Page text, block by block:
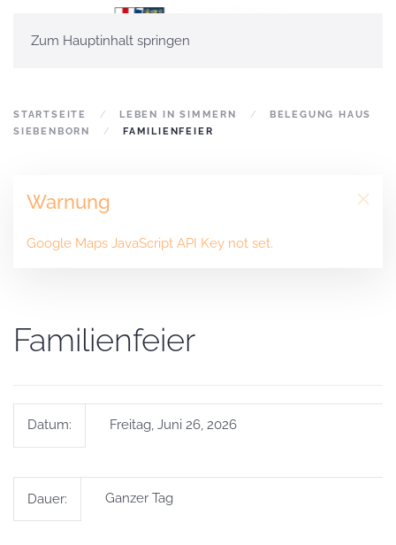
Zum Hauptinhalt springen
STARTSEITE LEBEN IN SIMMERN
BELEGUNG HAUS
SIEBENBORN
FAMILIENFEIER
Warnung
Google Maps JavaScript API Key not set.
Familienfeier
Datum: Freitag, Juni 26, 2026
Dauer: Ganzer Tag